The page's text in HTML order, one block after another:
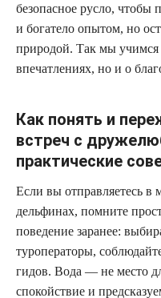
безопасное русло, чтобы
и богатело опытом, но
природой. Так мы учимся
впечатлениях, но и о
Как понять и
встреч с
практические
Если вы отправляетесь
дельфинах, помните
поведение заранее:
туроператоры,
гидов. Вода — не место
спокойствие и